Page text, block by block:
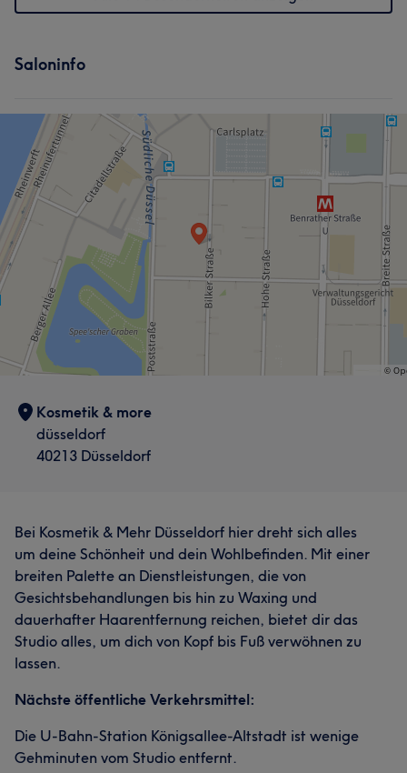
Saloninfo
Kosmetik & more
düsseldorf
40213 Düsseldorf
Bei Kosmetik & Mehr Düsseldorf hier dreht sich alles
um deine Schönheit und dein Wohlbefinden. Mit einer
breiten Palette an Dienstleistungen, die von
Gesichtsbehandlungen bis hin zu Waxing und
dauerhafter Haarentfernung reichen, bietet dir das
Studio alles, um dich von Kopf bis Fuß verwöhnen zu
lassen.
Nächste öffentliche Verkehrsmittel:
Die U-Bahn-Station Königsallee-Altstadt ist wenige
Gehminuten vom Studio entfernt.